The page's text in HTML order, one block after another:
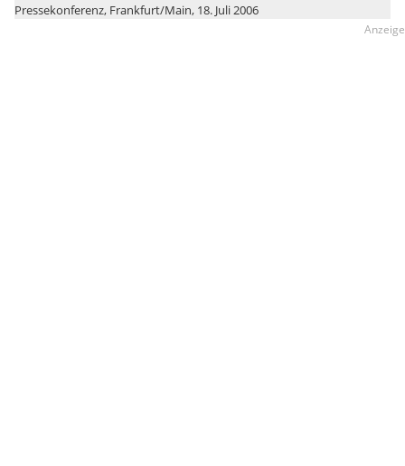
Pressekonferenz, Frankfurt/Main, 18. Juli 2006